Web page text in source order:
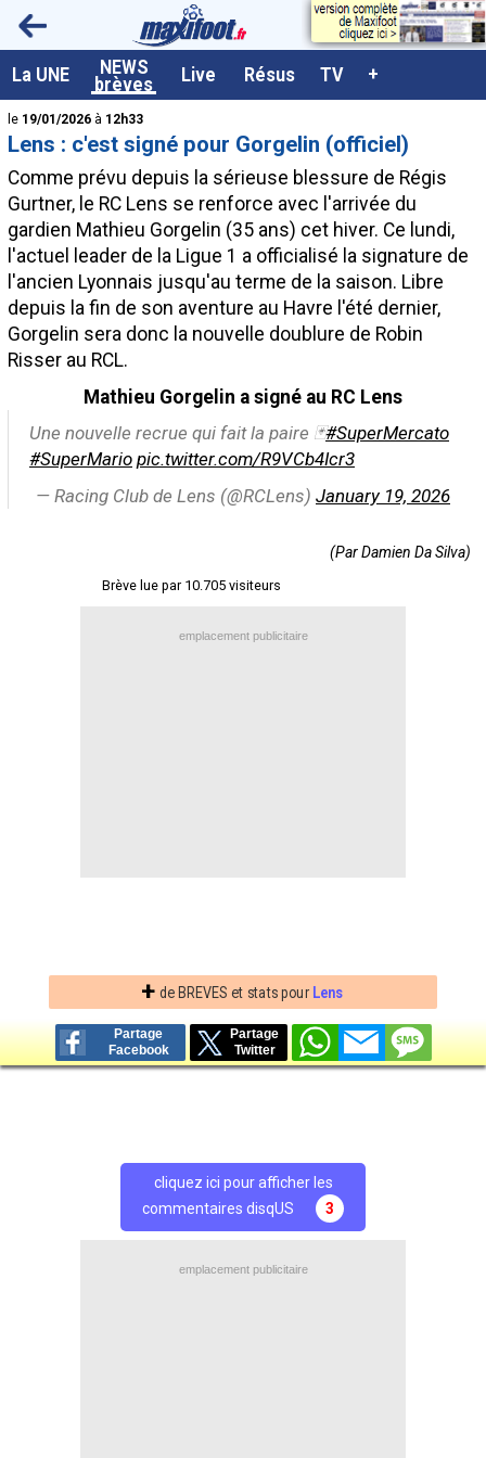
La UNE NEWS
brèves Live Résus TV +
<
le 19/01/2026 à 12h33
Lens : c'est signé pour Gorgelin (officiel)
Comme prévu depuis la sérieuse blessure de Régis
Gurtner, le RC Lens se renforce avec l'arrivée du
gardien Mathieu Gorgelin (35 ans) cet hiver. Ce lundi,
l'actuel leader de la Ligue 1 a officialisé la signature de
l'ancien Lyonnais jusqu'au terme de la saison. Libre
depuis la fin de son aventure au Havre l'été dernier,
Gorgelin sera donc la nouvelle doublure de Robin
Risser au RCL.
Mathieu Gorgelin a signé au RC Lens
Une nouvelle recrue qui fait la paire 🃏#SuperMercato
#SuperMario pic.twitter.com/R9VCb4Icr3
— Racing Club de Lens (@RCLens) January 19, 2026
(Par Damien Da Silva)
Brève lue par 10.705 visiteurs
emplacement publicitaire
+ de BREVES et stats pour Lens
Partage
Facebook
Partage
Twitter
cliquez ici pour afficher les
commentaires disqUS
3
emplacement publicitaire
A la UNE
Dernières brèves
Live / Matchs en direct
Résultats et Classements
Class. buteurs européens
Programme TV foot
Vidéos
Sondages
Tableau transferts L1
Taille de la police
Paramètrages / Options
Contact / Signaler un bug
Mentions légales